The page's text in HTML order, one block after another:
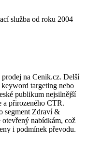
služba od roku 2004
na Cenik.cz. Delší
targeting nebo
publikum nejsilnější
a přirozeného CTR.
segment Zdraví &
nabídkám, což
i podmínek převodu.